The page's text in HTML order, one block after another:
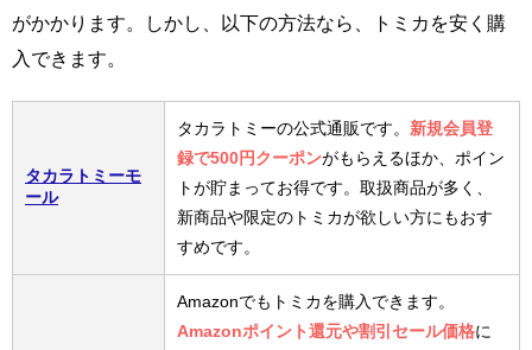
がかかります。しかし、以下の方法なら、トミカを安く購
入できます。
タカラトミーモ
ール
タカラトミーの公式通販です。 新規会員登
録で500円クーポンがもらえるほか、ポイン
トが貯まってお得です。取扱商品が多く、
新商品や限定のトミカが欲しい方にもおす
すめです。
Amazonでもトミカを購入できます。
Amazonポイント還元や割引セール価格に